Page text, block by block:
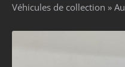
Véhicules de collection »